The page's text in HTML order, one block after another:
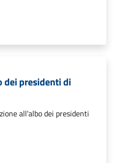
dei presidenti di
all'albo dei presidenti